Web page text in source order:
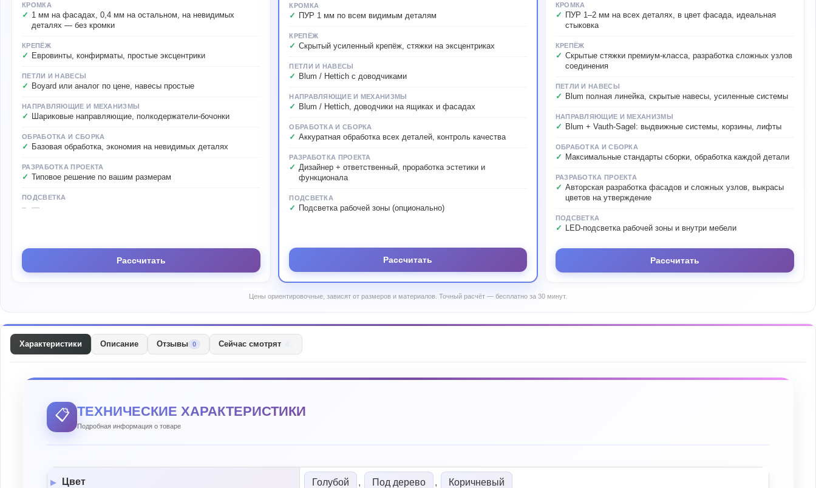
КРОМКА
1 мм на фасадах, 0,4 мм на остальном, на невидимых
деталях — без кромки
КРЕПЁЖ
Евровинты, конфирматы, простые эксцентрики
ПЕТЛИ И НАВЕСЫ
Boyard или аналог по цене, навесы простые
НАПРАВЛЯЮЩИЕ И МЕХАНИЗМЫ
Шариковые направляющие, полкодержатели-бочонки
ОБРАБОТКА И СБОРКА
Базовая обработка, экономия на невидимых деталях
РАЗРАБОТКА ПРОЕКТА
Типовое решение по вашим размерам
ПОДСВЕТКА
—
Рассчитать
КРОМКА
ПУР 1 мм по всем видимым деталям
КРЕПЁЖ
Скрытый усиленный крепёж, стяжки на эксцентриках
ПЕТЛИ И НАВЕСЫ
Blum / Hettich с доводчиками
НАПРАВЛЯЮЩИЕ И МЕХАНИЗМЫ
Blum / Hettich, доводчики на ящиках и фасадах
ОБРАБОТКА И СБОРКА
Аккуратная обработка всех деталей, контроль качества
РАЗРАБОТКА ПРОЕКТА
Дизайнер + ответственный, проработка эстетики и
функционала
ПОДСВЕТКА
Подсветка рабочей зоны (опционально)
Рассчитать
КРОМКА
ПУР 1–2 мм на всех деталях, в цвет фасада, идеальная
стыковка
КРЕПЁЖ
Скрытые стяжки премиум-класса, разработка сложных узлов
соединения
ПЕТЛИ И НАВЕСЫ
Blum полная линейка, скрытые навесы, усиленные системы
НАПРАВЛЯЮЩИЕ И МЕХАНИЗМЫ
Blum + Vauth-Sagel: выдвижные системы, корзины, лифты
ОБРАБОТКА И СБОРКА
Максимальные стандарты сборки, обработка каждой детали
РАЗРАБОТКА ПРОЕКТА
Авторская разработка фасадов и сложных узлов, выкрасы
цветов на утверждение
ПОДСВЕТКА
LED-подсветка рабочей зоны и внутри мебели
Рассчитать
Цены ориентировочные, зависят от размеров и материалов. Точный расчёт — бесплатно за 30 минут.
Характеристики Описание Отзывы 0 Сейчас смотрят
📋 ТЕХНИЧЕСКИЕ ХАРАКТЕРИСТИКИ
Подробная информация о товаре
Цвет Голубой , Под дерево , Коричневый